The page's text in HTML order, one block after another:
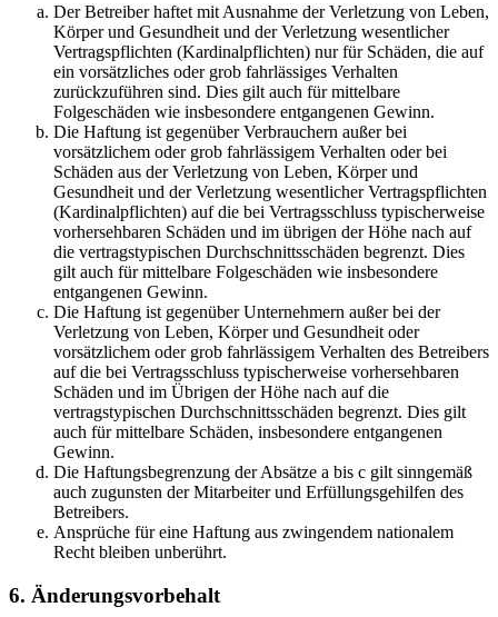
Der Betreiber haftet mit Ausnahme der Verletzung von Leben,
Körper und Gesundheit und der Verletzung wesentlicher
Vertragspflichten (Kardinalpflichten) nur für Schäden, die auf
ein vorsätzliches oder grob fahrlässiges Verhalten
zurückzuführen sind. Dies gilt auch für mittelbare
Folgeschäden wie insbesondere entgangenen Gewinn.
Die Haftung ist gegenüber Verbrauchern außer bei
vorsätzlichem oder grob fahrlässigem Verhalten oder bei
Schäden aus der Verletzung von Leben, Körper und
Gesundheit und der Verletzung wesentlicher Vertragspflichten
(Kardinalpflichten) auf die bei Vertragsschluss typischerweise
vorhersehbaren Schäden und im übrigen der Höhe nach auf
die vertragstypischen Durchschnittsschäden begrenzt. Dies
gilt auch für mittelbare Folgeschäden wie insbesondere
entgangenen Gewinn.
Die Haftung ist gegenüber Unternehmern außer bei der
Verletzung von Leben, Körper und Gesundheit oder
vorsätzlichem oder grob fahrlässigem Verhalten des Betreibers
auf die bei Vertragsschluss typischerweise vorhersehbaren
Schäden und im Übrigen der Höhe nach auf die
vertragstypischen Durchschnittsschäden begrenzt. Dies gilt
auch für mittelbare Schäden, insbesondere entgangenen
Gewinn.
Die Haftungsbegrenzung der Absätze a bis c gilt sinngemäß
auch zugunsten der Mitarbeiter und Erfüllungsgehilfen des
Betreibers.
Ansprüche für eine Haftung aus zwingendem nationalem
Recht bleiben unberührt.
6. Änderungsvorbehalt